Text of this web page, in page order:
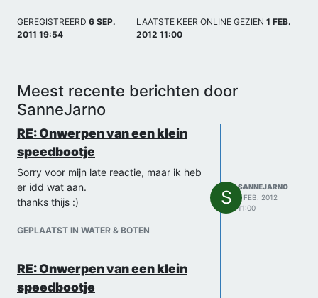
GEREGISTREERD 6 SEP.
2011 19:54
LAATSTE KEER ONLINE GEZIEN 1 FEB.
2012 11:00
Meest recente berichten door
SanneJarno
RE: Onwerpen van een klein
speedbootje
Sorry voor mijn late reactie, maar ik heb
er idd wat aan.
thanks thijs :)
GEPLAATST IN WATER & BOTEN
S
SANNEJARNO
1 FEB. 2012
11:00
RE: Onwerpen van een klein
speedbootje